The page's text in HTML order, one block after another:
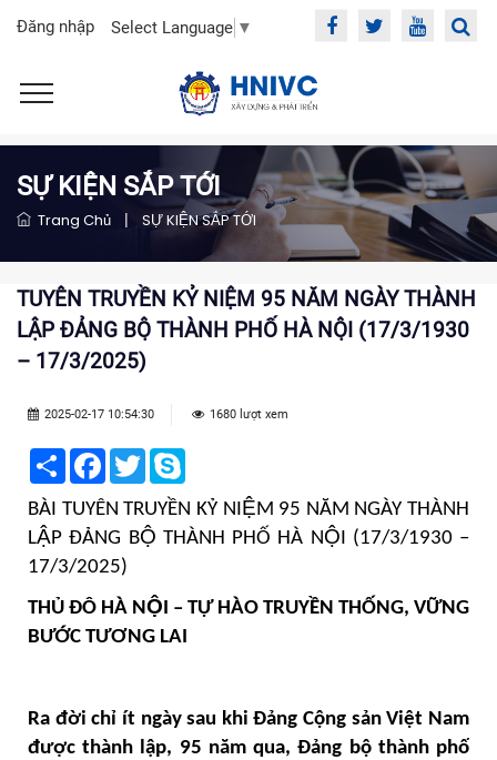
Đăng nhập Select Language ▼
SỰ KIỆN SẮP TỚI
Trang Chủ | SỰ KIỆN SẮP TỚI
TUYÊN TRUYỀN KỶ NIỆM 95 NĂM NGÀY THÀNH
LẬP ĐẢNG BỘ THÀNH PHỐ HÀ NỘI (17/3/1930
– 17/3/2025)
2025-02-17 10:54:30 1680 lượt xem
Share Facebook
Twitter
BÀI TUYÊN TRUYỀN KỶ NIỆM 95 NĂM NGÀY THÀNH
LẬP ĐẢNG BỘ THÀNH PHỐ HÀ NỘI (17/3/1930 –
17/3/2025)
THỦ ĐÔ HÀ NỘI – TỰ HÀO TRUYỀN THỐNG, VỮNG
BƯỚC TƯƠNG LAI
Ra đời chỉ ít ngày sau khi Đảng Cộng sản Việt Nam
được thành lập, 95 năm qua, Đảng bộ thành phố